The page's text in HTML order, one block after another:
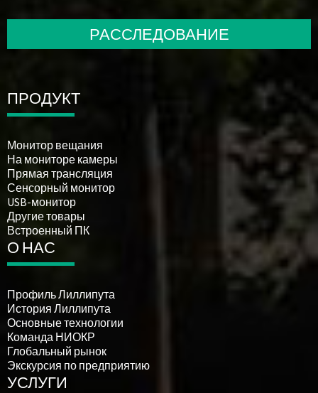
РАССЛЕДОВАНИЕ
ПРОДУКТ
Монитор вещания
На мониторе камеры
Прямая трансляция
Сенсорный монитор
USB-монитор
Другие товары
Встроенный ПК
О НАС
Профиль Лиллипута
История Лиллипута
Основные технологии
Команда НИОКР
Глобальный рынок
Экскурсия по предприятию
УСЛУГИ